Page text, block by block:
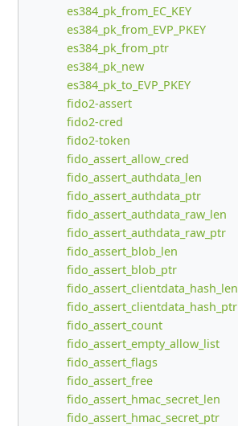
es384_pk_from_EC_KEY
es384_pk_from_EVP_PKEY
es384_pk_from_ptr
es384_pk_new
es384_pk_to_EVP_PKEY
fido2-assert
fido2-cred
fido2-token
fido_assert_allow_cred
fido_assert_authdata_len
fido_assert_authdata_ptr
fido_assert_authdata_raw_len
fido_assert_authdata_raw_ptr
fido_assert_blob_len
fido_assert_blob_ptr
fido_assert_clientdata_hash_len
fido_assert_clientdata_hash_ptr
fido_assert_count
fido_assert_empty_allow_list
fido_assert_flags
fido_assert_free
fido_assert_hmac_secret_len
fido_assert_hmac_secret_ptr